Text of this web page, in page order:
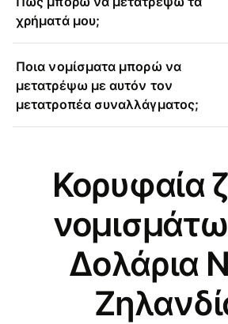
χρήματά μου;
Ποια νομίσματα μπορώ να
μετατρέψω με αυτόν τον
μετατροπέα συναλλάγματος;
Κορυφαία
Δολάρια